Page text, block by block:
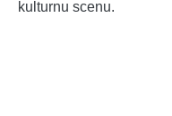
kulturnu scenu.